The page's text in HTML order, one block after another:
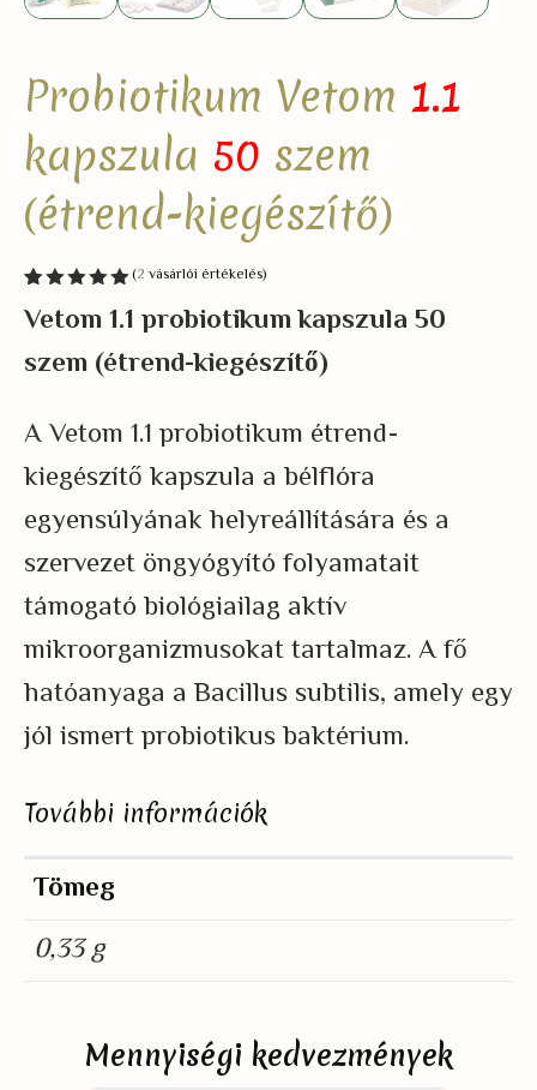
Probiotikum Vetom 1.1
kapszula 50 szem
(étrend-kiegészítő)
5.00az
értékelés
alapján
(2 vásárlói értékelés)
Vetom 1.1 probiotikum kapszula50
szem (étrend-kiegészítő)
A Vetom 1.1 probiotikum étrend-
kiegészítő kapszula a bélflóra
egyensúlyának helyreállítására és a
szervezet öngyógyító folyamatait
támogató biológiailag aktív
mikroorganizmusokat tartalmaz. A fő
hatóanyaga a Bacillus subtilis, amely egy
jól ismert probiotikus baktérium.
További információk
Tömeg
0,33 g
Mennyiségi kedvezmények